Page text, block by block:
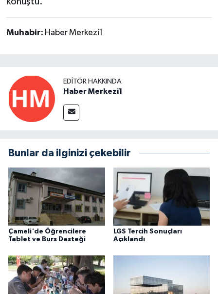
Muhabir: Haber Merkezi1
EDITÖR HAKKINDA
Haber Merkezi1
Bunlar da ilginizi çekebilir
Çameli'de Öğrencilere
Tablet ve Burs Desteği
LGS Tercih Sonuçları
Açıklandı